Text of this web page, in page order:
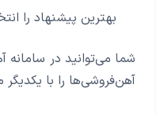
بهترین پیشنهاد را
آهن‌فروشی‌ها را با یکدیگر